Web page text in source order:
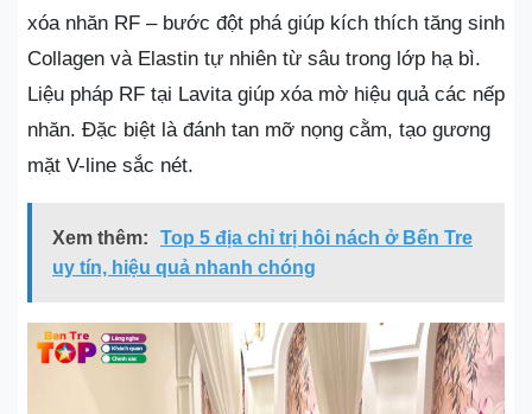
xóa nhăn RF – bước đột phá giúp kích thích tăng sinh
Collagen và Elastin tự nhiên từ sâu trong lớp hạ bì.
Liệu pháp RF tại Lavita giúp xóa mờ hiệu quả các nếp
nhăn. Đặc biệt là đánh tan mỡ nọng cằm, tạo gương
mặt V-line sắc nét.
Xem thêm:
Top 5 địa chỉ trị hôi nách ở Bến Tre
uy tín, hiệu quả nhanh chóng